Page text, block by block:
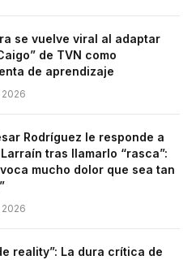
se vuelve viral al adaptar
de TVN como
de aprendizaje
Rodríguez le responde a
tras llamarlo “rasca”:
mucho dolor que sea tan
reality”: La dura crítica de